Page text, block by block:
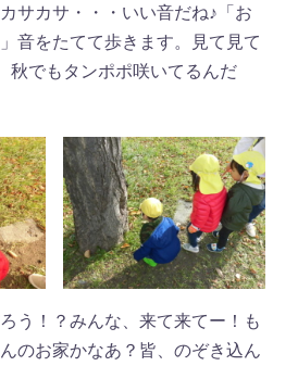
サカサ・・・いい音だね♪「お
音をたてて歩きます。見て見て
秋でもタンポポ咲いてるんだ
う！？みんな、来て来てー！も
のお家かなあ？皆、のぞき込ん